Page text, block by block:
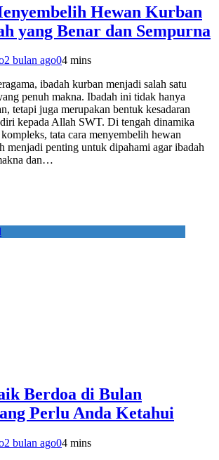
Hewan Kurban
yang Benar dan Sempurna
2 bulan ago04 mins
ibadah kurban menjadi salah satu
penuh makna. Ibadah ini tidak hanya
tetapi juga merupakan bentuk kesadaran
kepada Allah SWT. Di tengah dinamika
tata cara menyembelih hewan
menjadi penting untuk dipahami agar ibadah
dan…
Berdoa di Bulan
Perlu Anda Ketahui
2 bulan ago04 mins